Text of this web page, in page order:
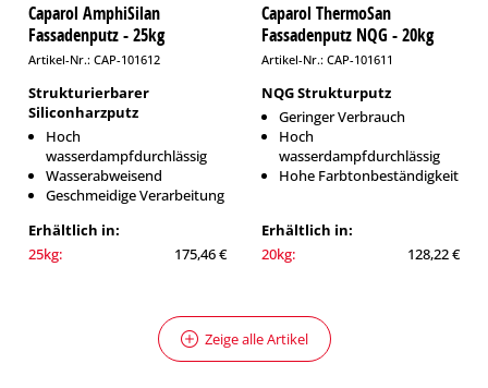
Caparol AmphiSilan
Fassadenputz - 25kg
Artikel-Nr.: CAP-101612
Strukturierbarer
Siliconharzputz
Hoch
wasserdampfdurchlässig
Wasserabweisend
Geschmeidige Verarbeitung
Erhältlich in:
25kg:
175,46 €
Caparol ThermoSan
Fassadenputz NQG - 20kg
Artikel-Nr.: CAP-101611
NQG Strukturputz
Geringer Verbrauch
Hoch
wasserdampfdurchlässig
Hohe Farbtonbeständigkeit
Erhältlich in:
20kg:
128,22 €
Zeige alle Artikel